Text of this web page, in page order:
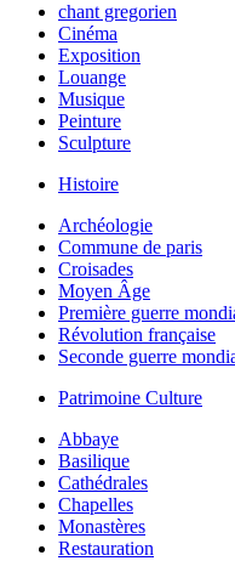
chant gregorien
Cinéma
Exposition
Louange
Musique
Peinture
Sculpture
Histoire
Archéologie
Commune de paris
Croisades
Moyen Âge
Première guerre
Révolution française
Seconde guerre
Patrimoine Culture
Abbaye
Basilique
Cathédrales
Chapelles
Monastères
Restauration